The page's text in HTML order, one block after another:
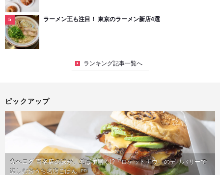
ラーメン王も注目！ 東京のラーメン新店4選
ランキング記事一覧へ
ピックアップ
食べログ 百名店の味が、並ばず届く!?「ロケットナウ」のデリバリーで
楽しむおうち名店ごはん PR